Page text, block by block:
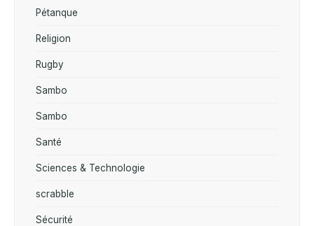
Pétanque
Religion
Rugby
Sambo
Sambo
Santé
Sciences & Technologie
scrabble
Sécurité